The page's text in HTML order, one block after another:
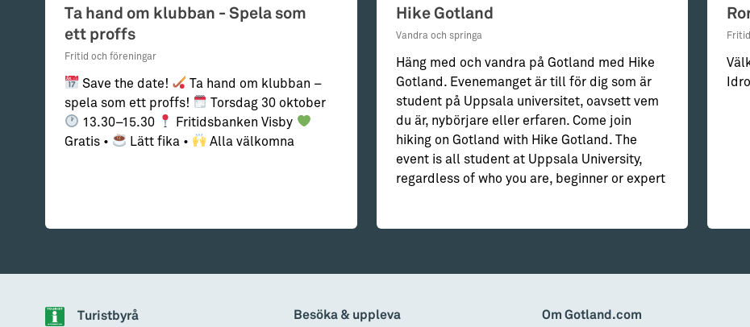
Ta hand om klubban - Spela som
ett proffs
Fritid och föreningar
Save the date!
Ta hand om klubban –
spela som ett proffs!
Torsdag 30 oktober
13.30–15.30
Fritidsbanken Visby
Gratis •
Lätt fika • Alla välkomna
Hike Gotland
Vandra och springa
Häng med och vandra på Gotland med Hike
Gotland. Evenemanget är till för dig som är
student på Uppsala universitet, oavsett vem
du är, nybörjare eller erfaren. Come join
hiking on Gotland with Hike Gotland. The
event is all student at Uppsala University,
regardless of who you are, beginner or expert
Turistbyrå Besöka & uppleva Om Gotland.com